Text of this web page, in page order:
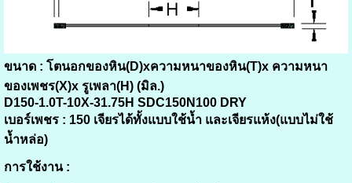
ขนาด : โตนอกของหิน(D)xความหนาของหิน(T)x ความหนา
ของเพชร(X)x รูเพลา(H) (มิล.)
D150-1.0T-10X-31.75H SDC150N100 DRY
เบอร์เพชร : 150 เจียรได้ทั้งแบบใช้น้ำ และเจียรแห้ง(แบบไม่ใช้
น้ำหล่อ)
การใช้งาน :